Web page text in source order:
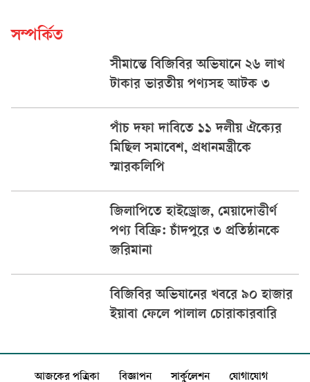
সম্পর্কিত
সীমান্তে বিজিবির অভিযানে ২৬ লাখ
টাকার ভারতীয় পণ্যসহ আটক ৩
পাঁচ দফা দাবিতে ১১ দলীয় ঐক্যের
মিছিল সমাবেশ, প্রধানমন্ত্রীকে
স্মারকলিপি
জিলাপিতে হাইড্রোজ, মেয়াদোত্তীর্ণ
পণ্য বিক্রি: চাঁদপুরে ৩ প্রতিষ্ঠানকে
জরিমানা
বিজিবির অভিযানের খবরে ৯০ হাজার
ইয়াবা ফেলে পালাল চোরাকারবারি
আজকের পত্রিকা বিজ্ঞাপন সার্কুলেশন যোগাযোগ